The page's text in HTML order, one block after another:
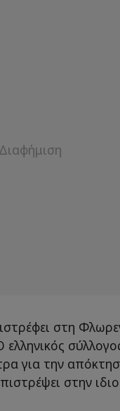
στη
ελληνικός
για την
στην